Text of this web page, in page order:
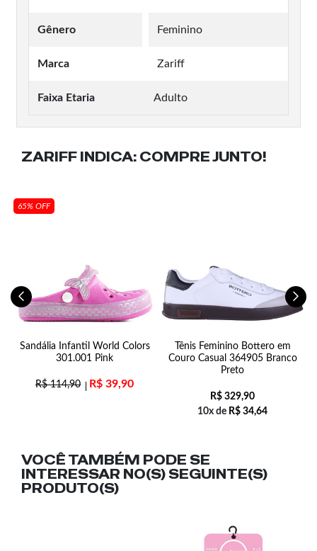
Gênero Feminino
Marca Zariff
Faixa Etaria Adulto
ZARIFF INDICA: COMPRE JUNTO!
65% OFF
Sandália Infantil World Colors
301.001 Pink
R$114,90 R$ 39,90
Tênis Feminino Bottero em
Couro Casual 364905 Branco
Preto
R$ 329,90
10x de R$ 34,64
VOCÊ TAMBÉM PODE SE
INTERESSAR NO(S) SEGUINTE(S)
PRODUTO(S)